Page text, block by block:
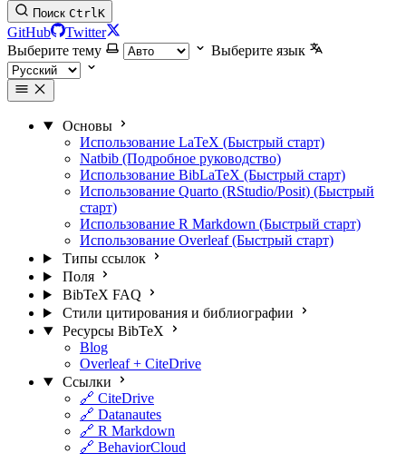
Поиск CtrlK
GitHub
Twitter
Выберите тему
Выберите язык
Основы
Использование LaTeX (Быстрый старт)
Natbib (Подробное руководство)
Использование BibLaTeX (Быстрый старт)
Использование Quarto (RStudio/Posit) (Быстрый
старт)
Использование R Markdown (Быстрый старт)
Использование Overleaf (Быстрый старт)
Типы ссылок
Поля
BibTeX FAQ
Стили цитирования и библиографии
Ресурсы BibTeX
Blog
Overleaf + CiteDrive
Ссылки
🔗 CiteDrive
🔗 Datanautes
🔗 R Markdown
🔗 BehaviorCloud